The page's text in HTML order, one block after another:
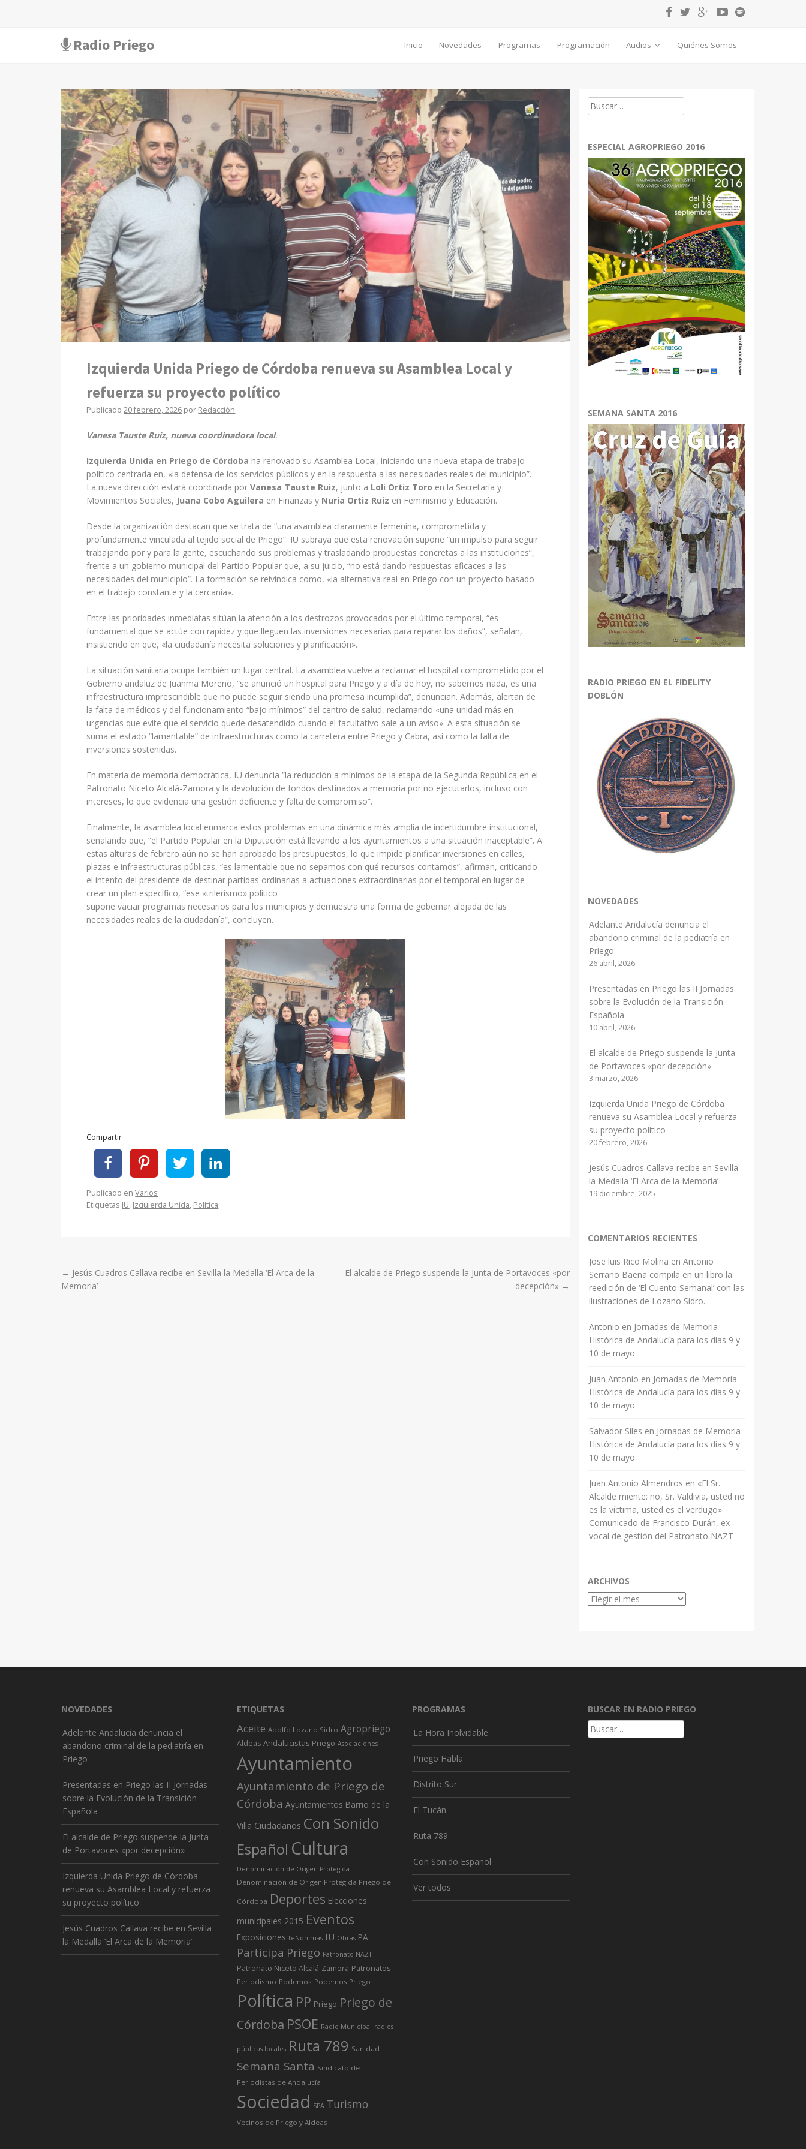
Radio Priego Inicio Novedades Programas Programación Audios Quiénes Somos
Izquierda Unida Priego de Córdoba renueva su Asamblea Local y
refuerza su proyecto político
Publicado20 febrero, 2026 por Redacción
Vanesa Tauste Ruiz, nueva coordinadora local.
Izquierda Unida en Priego de Córdoba ha renovado su Asamblea Local, iniciando una nueva etapa de trabajo
político centrada en, «la defensa de los servicios públicos y en la respuesta a las necesidades reales del municipio”.
La nueva dirección estará coordinada porVanesa Tauste Ruiz, junto a Loli Ortiz Toro en la Secretaría y
Movimientos Sociales, Juana Cobo Aguilera en Finanzas y Nuria Ortiz Ruiz en Feminismo y Educación.
Desde la organización destacan que se trata de “una asamblea claramente femenina, comprometida y
profundamente vinculada al tejido social de Priego”. IU subraya que esta renovación supone “un impulso para seguir
trabajando por y para la gente, escuchando sus problemas y trasladando propuestas concretas a las instituciones”,
frente a un gobierno municipal del Partido Popular que, a su juicio, “no está dando respuestas eficaces a las
necesidades del municipio”. La formación se reivindica como, «la alternativa real en Priego con un proyecto basado
en el trabajo constante y la cercanía».
Entre las prioridades inmediatas sitúan la atención a los destrozos provocados por el último temporal, “es
fundamental que se actúe con rapidez y que lleguen las inversiones necesarias para reparar los daños”, señalan,
insistiendo en que, «la ciudadanía necesita soluciones y planificación».
La situación sanitaria ocupa también un lugar central. La asamblea vuelve a reclamar el hospital comprometido por el
Gobierno andaluz de Juanma Moreno, “se anunció un hospital para Priego y a día de hoy, no sabemos nada, es una
infraestructura imprescindible que no puede seguir siendo una promesa incumplida”, denuncian. Además, alertan de
la falta de médicos y del funcionamiento “bajo mínimos” del centro de salud, reclamando «una unidad más en
urgencias que evite que el servicio quede desatendido cuando el facultativo sale a un aviso». A esta situación se
suma el estado “lamentable” de infraestructuras como la carretera entre Priego y Cabra, así como la falta de
inversiones sostenidas.
En materia de memoria democrática, IU denuncia “la reducción a mínimos de la etapa de la Segunda República en el
Patronato Niceto Alcalá-Zamora y la devolución de fondos destinados a memoria por no ejecutarlos, incluso con
intereses, lo que evidencia una gestión deficiente y falta de compromiso”.
Finalmente, la asamblea local enmarca estos problemas en una dinámica más amplia de incertidumbre institucional,
señalando que, “el Partido Popular en la Diputación está llevando a los ayuntamientos a una situación inaceptable”. A
estas alturas de febrero aún no se han aprobado los presupuestos, lo que impide planificar inversiones en calles,
plazas e infraestructuras públicas, “es lamentable que no sepamos con qué recursos contamos”, afirman, criticando
el intento del presidente de destinar partidas ordinarias a actuaciones extraordinarias por el temporal en lugar de
crear un plan específico, “ese «trilerismo» político
supone vaciar programas necesarios para los municipios y demuestra una forma de gobernar alejada de las
necesidades reales de la ciudadanía”, concluyen.
Compartir
Publicado enVarios
Etiquetas IU, Izquierda Unida, Política
Post
← Jesús Cuadros Callava recibe en Sevilla la Medalla ‘El Arca de la
Memoria’
El alcalde de Priego suspende la Junta de Portavoces «por
decepción» →
Buscar:
ESPECIAL AGROPRIEGO 2016
SEMANA SANTA 2016
RADIO PRIEGO EN EL FIDELITY
DOBLÓN
NOVEDADES
Adelante Andalucía denuncia el
abandono criminal de la pediatría en
Priego
26 abril, 2026
Presentadas en Priego las II Jornadas
sobre la Evolución de la Transición
Española
10 abril, 2026
El alcalde de Priego suspende la Junta
de Portavoces «por decepción»
3 marzo, 2026
Izquierda Unida Priego de Córdoba
renueva su Asamblea Local y refuerza
su proyecto político
20 febrero, 2026
Jesús Cuadros Callava recibe en Sevilla
la Medalla ‘El Arca de la Memoria’
19 diciembre, 2025
COMENTARIOS RECIENTES
Jose luis Rico Molina en Antonio
Serrano Baena compila en un libro la
reedición de ‘El Cuento Semanal’ con las
ilustraciones de Lozano Sidro.
Antonio en Jornadas de Memoria
Histórica de Andalucía para los días 9 y
10 de mayo
Juan Antonio en Jornadas de Memoria
Histórica de Andalucía para los días 9 y
10 de mayo
Salvador Siles en Jornadas de Memoria
Histórica de Andalucía para los días 9 y
10 de mayo
Juan Antonio Almendros en «El Sr.
Alcalde miente: no, Sr. Valdivia, usted no
es la víctima, usted es el verdugo».
Comunicado de Francisco Durán, ex-
vocal de gestión del Patronato NAZT
ARCHIVOS
Archivos
NOVEDADES
Adelante Andalucía denuncia el
abandono criminal de la pediatría en
Priego
Presentadas en Priego las II Jornadas
sobre la Evolución de la Transición
Española
El alcalde de Priego suspende la Junta
de Portavoces «por decepción»
Izquierda Unida Priego de Córdoba
renueva su Asamblea Local y refuerza
su proyecto político
Jesús Cuadros Callava recibe en Sevilla
la Medalla ‘El Arca de la Memoria’
ETIQUETAS
Aceite Adolfo Lozano Sidro Agropriego
Aldeas Andalucistas Priego Asociaciones
Ayuntamiento
Ayuntamiento de Priego de
Córdoba Ayuntamientos Barrio de la
Villa Ciudadanos Con Sonido
Español Cultura
Denominación de Origen Protegida
Denominación de Origen Protegida Priego de
Córdoba Deportes Elecciones
municipales 2015 Eventos
Exposiciones feNónimas IU Obras PA
Participa Priego Patronato NAZT
Patronato Niceto Alcalá-Zamora Patronatos
Periodismo Podemos Podemos Priego
Política PP Priego Priego de
Córdoba PSOE Radio Municipal radios
públicas locales Ruta 789 Sanidad
Semana Santa Sindicato de
Periodistas de Andalucía
Sociedad SPA Turismo
Vecinos de Priego y Aldeas
PROGRAMAS
La Hora Inolvidable
Priego Habla
Distrito Sur
El Tucán
Ruta 789
Con Sonido Español
Ver todos
BUSCAR EN RADIO PRIEGO
Buscar: